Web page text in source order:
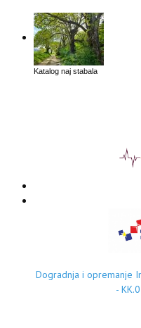
Katalog naj stabala
Dogradnja i opremanje
-